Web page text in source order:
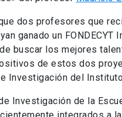
dos profesores que
ganado un
buscar los mejores
de estos dos
Investigación del
Investigación de la
integrados a